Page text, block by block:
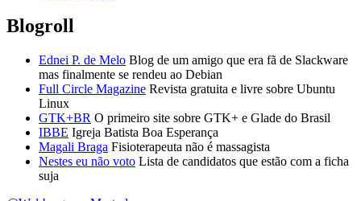
Blogroll
Ednei P. de Melo Blog de um amigo que era fã de Slackware
mas finalmente se rendeu ao Debian
Full Circle Magazine Revista gratuita e livre sobre Ubuntu
Linux
GTK+BR O primeiro site sobre GTK+ e Glade do Brasil
IBBE Igreja Batista Boa Esperança
Magali Braga Fisioterapeuta não é massagista
Nestes eu não voto Lista de candidatos que estão com a ficha
suja